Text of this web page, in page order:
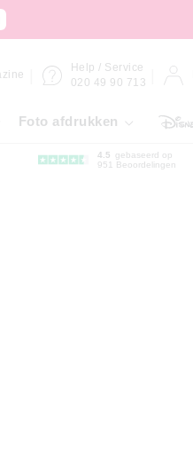
Help / Service
020 49 90 713
Foto afdrukken
4.5
gebaseerd op
951 Beoordelingen